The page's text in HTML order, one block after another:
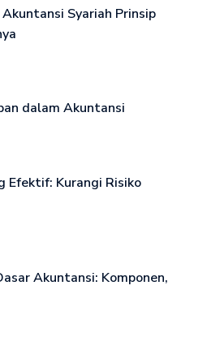
Syariah Prinsip
dalam Akuntansi
Efektif: Kurangi Risiko
Akuntansi: Komponen,